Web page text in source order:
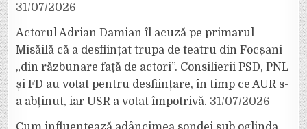
31/07/2026
Actorul Adrian Damian îl acuză pe primarul
Misăilă că a desființat trupa de teatru din Focșani
„din răzbunare față de actori”. Consilierii PSD, PNL
și FD au votat pentru desființare, în timp ce AUR s-
a abținut, iar USR a votat împotrivă. 31/07/2026